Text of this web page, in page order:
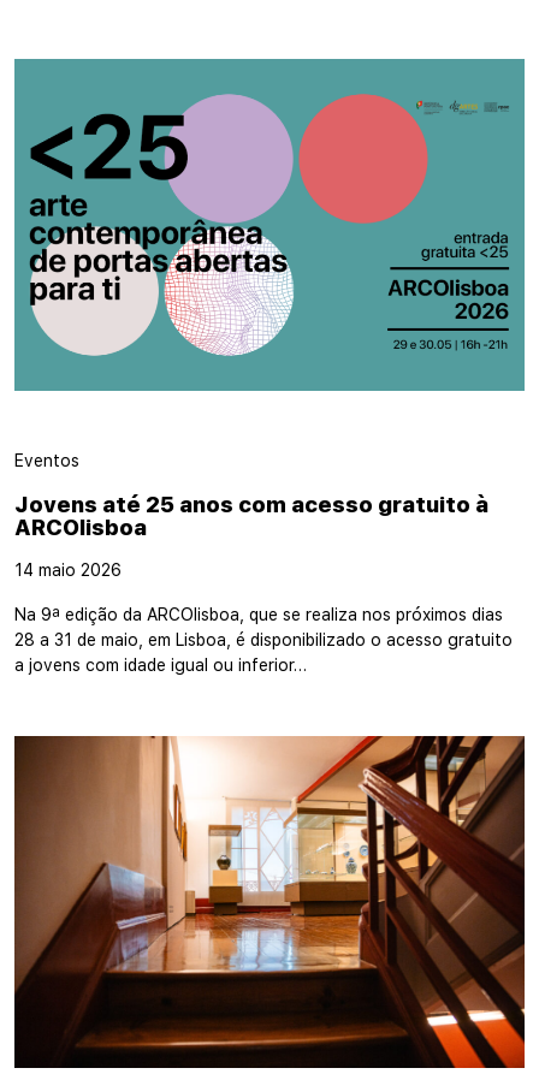
Eventos
Jovens até 25 anos com acesso gratuito à
ARCOlisboa
14 maio 2026
Na 9ª edição da ARCOlisboa, que se realiza nos próximos dias
28 a 31 de maio, em Lisboa, é disponibilizado o acesso gratuito
a jovens com idade igual ou inferior…